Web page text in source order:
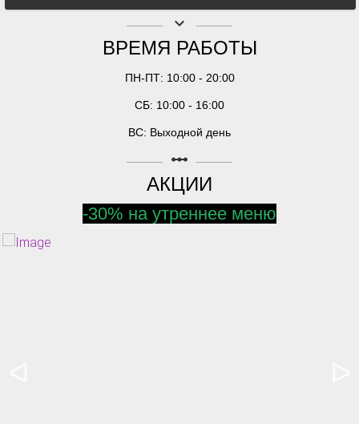
keyboard_arrow_down
ВРЕМЯ РАБОТЫ
ПН-ПТ: 10:00 - 20:00
СБ: 10:00 - 16:00
ВС: Выходной день
linear_scale
АКЦИИ
-30% на утреннее меню